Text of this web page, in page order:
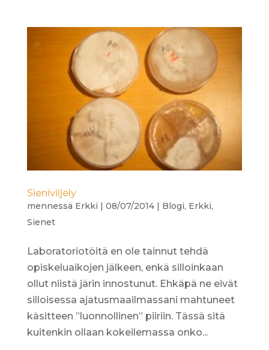
Sieniviljely
mennessä Erkki | 08/07/2014| Blogi, Erkki,
Sienet
Laboratoriotöitä en ole tainnut tehdä
opiskeluaikojen jälkeen, enkä silloinkaan
ollut niistä järin innostunut. Ehkäpä ne eivät
silloisessa ajatusmaailmassani mahtuneet
käsitteen ”luonnollinen” piiriin. Tässä sitä
kuitenkin ollaan kokeilemassa onko...